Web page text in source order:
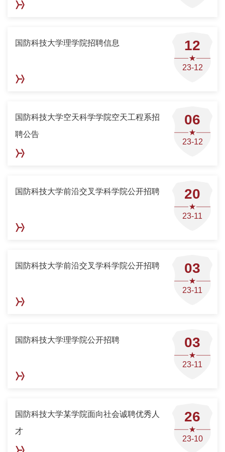
12
23-12
国防科技大学理学院招聘信息
06
23-12
国防科技大学空天科学学院空天工程系招
聘公告
20
23-11
国防科技大学前沿交叉学科学院公开招聘
03
23-11
国防科技大学前沿交叉学科学院公开招聘
03
23-11
国防科技大学理学院公开招聘
26
23-10
国防科技大学某学院面向社会诚聘优秀人
才